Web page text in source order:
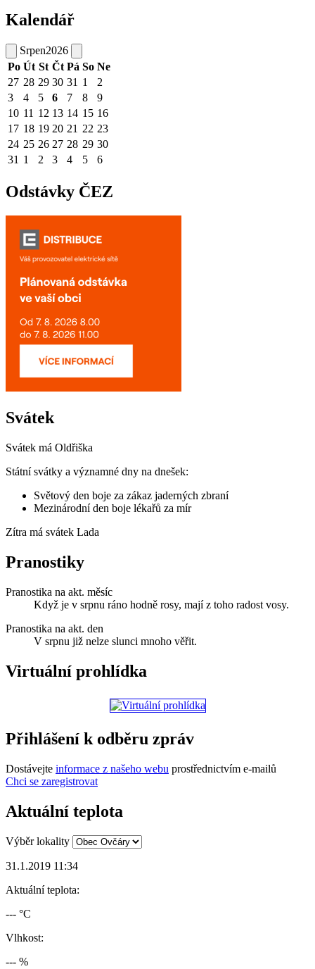
Kalendář
Srpen2026
Po Út St Čt Pá So Ne
27 28 29 30 31 1
2
3
4 5 6 7 8
9
10 11 12 13 14 15 16
17 18 19 20 21 22 23
24 25 26 27 28 29 30
31 1 2 3 4 5 6
Odstávky ČEZ
Svátek
Svátek má Oldřiška
Státní svátky a významné dny na dnešek:
Světový den boje za zákaz jaderných zbraní
Mezinárodní den boje lékařů za mír
Zítra má svátek Lada
Pranostiky
Pranostika na akt. měsíc
Když je v srpnu ráno hodně rosy, mají z toho radost vosy.
Pranostika na akt. den
V srpnu již nelze slunci mnoho věřit.
Virtuální prohlídka
Přihlášení k odběru zpráv
Dostávejte informace z našeho webu prostřednictvím e-mailů
Chci se zaregistrovat
Aktuální teplota
Výběr lokality
31.1.2019 11:34
Aktuální teplota:
--- °C
Vlhkost:
--- %